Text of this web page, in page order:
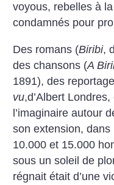
voyous, rebelles à
condamnés pour
Des romans (Biribi,
des chansons (A
1891), des
vu,d’Albert
l’imaginaire autour
son extension,
10.000 et 15.000
sous un soleil de
régnait était d’une